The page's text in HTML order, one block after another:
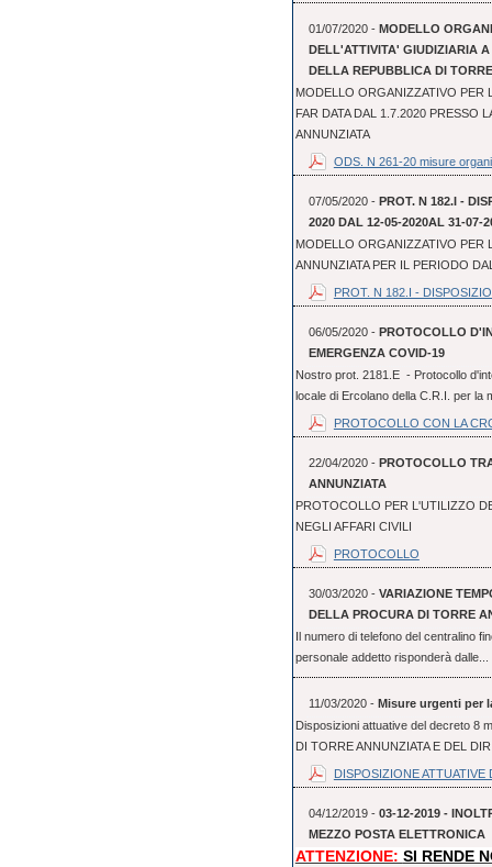
01/07/2020 - MODELLO
DELL'ATTIVITA' GIUDIZIARIA
DELLA REPUBBLICA DI
MODELLO ORGANIZZATIVO PER
FAR DATA DAL 1.7.2020 PRESSO
ANNUNZIATA
ODS. N 261-20 misure
07/05/2020 - PROT. N 182.I -
2020 DAL 12-05-2020AL 31-07-
MODELLO ORGANIZZATIVO PER
ANNUNZIATA PER IL PERIODO
PROT. N 182.I -
06/05/2020 - PROTOCOLLO
EMERGENZA COVID-19
Nostro prot. 2181.E - Protocollo
locale di Ercolano della C.R.I. per la
PROTOCOLLO CON LA
22/04/2020 - PROTOCOLLO
ANNUNZIATA
PROTOCOLLO PER L'UTILIZZO
NEGLI AFFARI CIVILI
PROTOCOLLO
30/03/2020 - VARIAZIONE
DELLA PROCURA DI TORRE
Il numero di telefono del centralino
personale addetto risponderà
11/03/2020 - Misure urgenti per
Disposizioni attuative del decreto 8
DI TORRE ANNUNZIATA E DEL
DISPOSIZIONE ATTUATIVE
04/12/2019 - 03-12-2019 -
MEZZO POSTA ELETTRONICA
ATTENZIONE: SI RENDE